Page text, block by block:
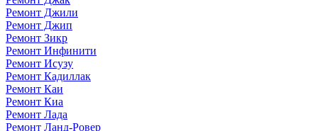
Ремонт Джили
Ремонт Джип
Ремонт Зикр
Ремонт Инфинити
Ремонт Исузу
Ремонт Кадиллак
Ремонт Каи
Ремонт Киа
Ремонт Лада
Ремонт Ланд-Ровер